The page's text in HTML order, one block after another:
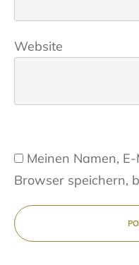
Website
Meinen Namen,
Browser speichern,